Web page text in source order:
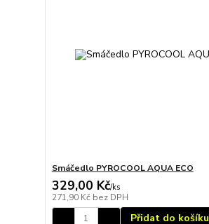
Smáčedlo PYROCOOL AQUA ECO
329,00 Kč/ks
271,90 Kč bez DPH
Přidat do košíku